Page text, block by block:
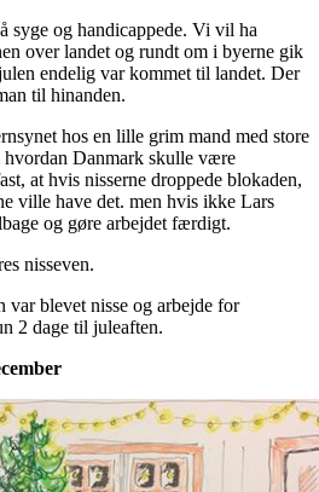
syge og handicappede. Vi vil ha
over landet og rundt om i byerne gik
endelig var kommet til landet. Der
til hinanden.
hos en lille grim mand med store
Danmark skulle være
at hvis nisserne droppede blokaden,
ville have det. men hvis ikke Lars
og gøre arbejdet færdigt.
nisseven.
var blevet nisse og arbejde for
2 dage til juleaften.